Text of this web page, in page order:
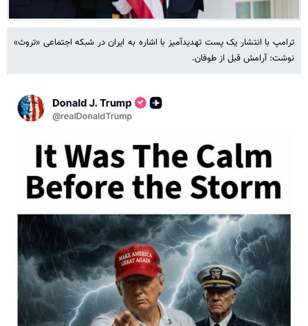
ترامپ با انتشار یک پست تهدیدآمیز با اشاره به ایران در شبکه اجتماعی «تروث»
نوشت: آرامش قبل از طوفان.